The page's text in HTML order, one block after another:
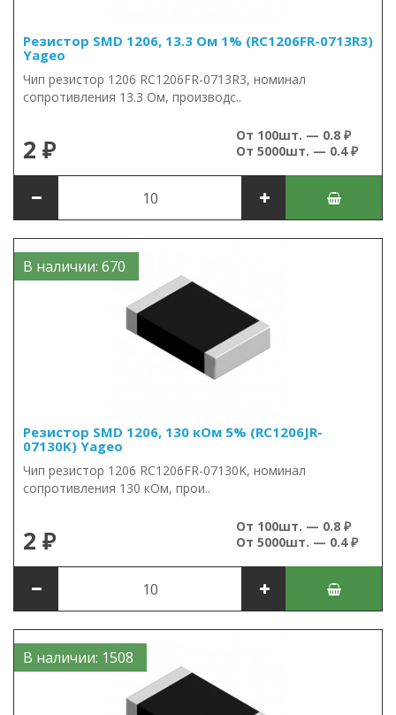
Резистор SMD 1206, 13.3 Ом 1% (RC1206FR-0713R3)
Yageo
Чип резистор 1206 RC1206FR-0713R3, номинал
сопротивления 13.3 Ом, производс..
2 ₽
От 100шт. — 0.8 ₽
От 5000шт. — 0.4 ₽
В наличии: 670
Резистор SMD 1206, 130 кОм 5% (RC1206JR-
07130K) Yageo
Чип резистор 1206 RC1206FR-07130K, номинал
сопротивления 130 кОм, прои..
2 ₽
От 100шт. — 0.8 ₽
От 5000шт. — 0.4 ₽
В наличии: 1508